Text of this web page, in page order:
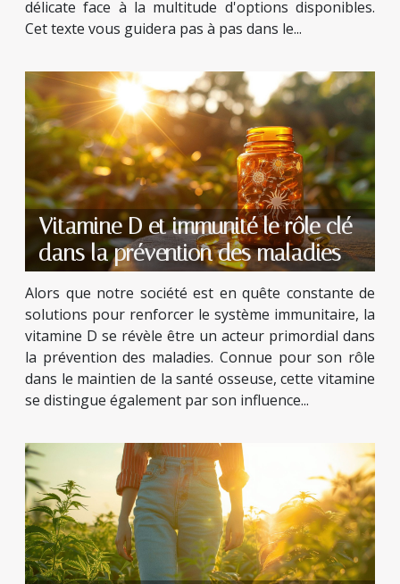
délicate face à la multitude d'options disponibles.
Cet texte vous guidera pas à pas dans le...
Vitamine D et immunité le rôle clé
dans la prévention des maladies
Alors que notre société est en quête constante de
solutions pour renforcer le système immunitaire, la
vitamine D se révèle être un acteur primordial dans
la prévention des maladies. Connue pour son rôle
dans le maintien de la santé osseuse, cette vitamine
se distingue également par son influence...